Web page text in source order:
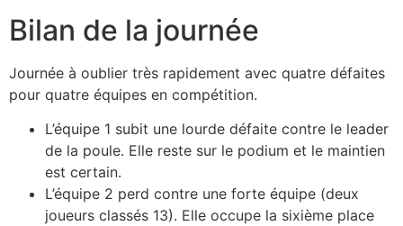
Bilan de la journée
Journée à oublier très rapidement avec quatre défaites
pour quatre équipes en compétition.
L’équipe 1 subit une lourde défaite contre le leader
de la poule. Elle reste sur le podium et le maintien
est certain.
L’équipe 2 perd contre une forte équipe (deux
joueurs classés 13). Elle occupe la sixième place